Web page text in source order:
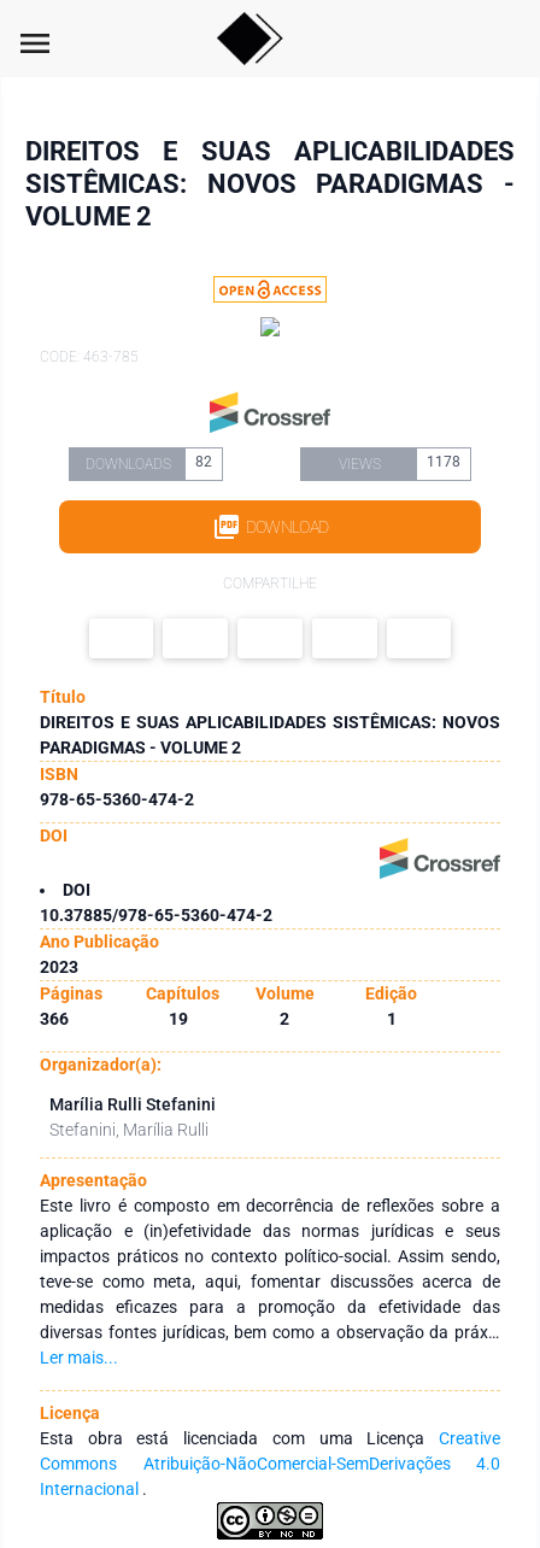
menu
DIREITOS E SUAS APLICABILIDADES
SISTÊMICAS: NOVOS PARADIGMAS -
VOLUME 2
CODE: 463-785
DOWNLOADS 82 VIEWS 1178
DOWNLOAD
COMPARTILHE
Título
DIREITOS E SUAS APLICABILIDADES SISTÊMICAS: NOVOS
PARADIGMAS - VOLUME 2
ISBN
978-65-5360-474-2
DOI
DOI
10.37885/978-65-5360-474-2
Ano Publicação
2023
Páginas
Capítulos Volume
Edição
366
19 2 1
Organizador(a):
Marília Rulli Stefanini
Stefanini, Marília Rulli
Apresentação
Este livro é composto em decorrência de reflexões sobre a
aplicação e (in)efetividade das normas jurídicas e seus
impactos práticos no contexto político-social. Assim sendo,
teve-se como meta, aqui, fomentar discussões acerca de
medidas eficazes para a promoção da efetividade das
diversas fontes jurídicas, bem como a observação da práxis
que envolve o universo jurídico brasileiro e internacional.
relacionados a todas as áreas jurídicas, posto que a realidade
factual jurídica permeie incontáveis setores sociais, a exemplo
de temas vinculados, tais como: Direito Penal; Direito Civil;
Direito do Trabalho; Direito Processual; Direitos Humanos;
Direito Ambiental; Direito Administrativo; Direito Desportivo; e
todas as demais subáreas jurídicas. A par disso, esta obra
Ler mais...
Licença
Esta obra está licenciada com uma Licença Creative
Commons Atribuição-NãoComercial-SemDerivações 4.0
Internacional .